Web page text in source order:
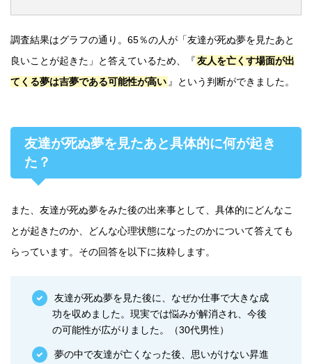
調査結果はグラフの通り。65％の人が「友達が死ぬ夢を見たあと
良いことが起きた」と答えているため、『友人を亡くす場面が出
てくる夢は吉夢である可能性が高い 』という判断ができました。
友達が死ぬ夢を見たあと具体的に何が起き
た？
また、友達が死ぬ夢をみた後の出来事として、具体的にどんなこ
とが起きたのか、どんな心理状態になったのかについて答えても
らっています。その回答を以下に抜粋します。
友達が死ぬ夢を見た後に、なぜか仕事で大きな成
功を収めました。現実では悩みが解消され、今後
の可能性が広がりました。（30代男性）
夢の中で友達が亡くなった後、思いがけない昇進